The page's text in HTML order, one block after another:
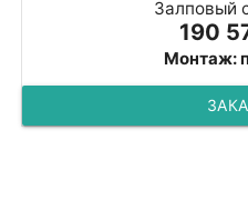
Залповый
190
Монтаж: